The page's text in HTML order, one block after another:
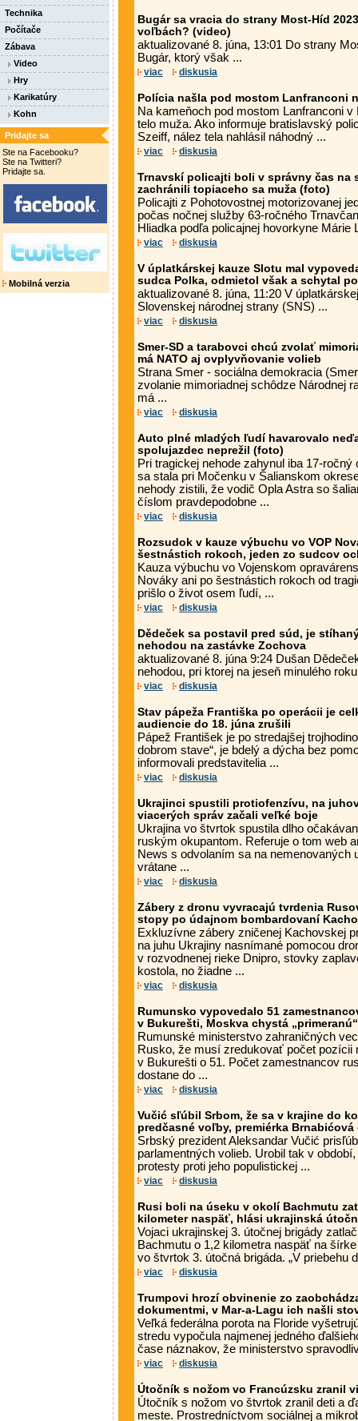
Technika
Počítače
Zábava
Video
Hry
Karikatúry
Kohn
Pridajte sa
Ste na Facebooku?
Ste na Twitteri?
Pridajte sa.
Mobilná verzia
Bugár sa vracia do strany Most-Híd
voľbách? (video)
aktualizované 8. júna, 13:01 Do strany
Bugár, ktorý však ...
viac diskusia
Polícia našla pod mostom Lanfranconi
Na kameňoch pod mostom Lanfranconi
telo muža. Ako informuje bratislavský
Szeiff, nález tela nahlásil náhodný ...
viac diskusia
Trnavskí policajti boli v správny čas na
zachránili topiaceho sa muža (foto)
Policajti z Pohotovostnej motorizovanej
počas nočnej služby 63-ročného
Hliadka podľa policajnej hovorkyne Márie
viac diskusia
V úplatkárskej kauze Slotu mal
sudca Polka, odmietol však a schytal
aktualizované 8. júna, 11:20 V
Slovenskej národnej strany (SNS) ...
viac diskusia
Smer-SD a tarabovci chcú zvolať
má NATO aj ovplyvňovanie volieb
Strana Smer - sociálna demokracia
zvolanie mimoriadnej schôdze Národnej
má ...
viac diskusia
Auto plné mladých ľudí havarovalo
spolujazdec neprežil (foto)
Pri tragickej nehode zahynul iba 17-
sa stala pri Močenku v Šalianskom
nehody zistili, že vodič Opla Astra so
číslom pravdepodobne ...
viac diskusia
Rozsudok v kauze výbuchu vo VOP
šestnástich rokoch, jeden zo sudcov
Kauza výbuchu vo Vojenskom
Nováky ani po šestnástich rokoch od
prišlo o život osem ľudí, ...
viac diskusia
Dědeček sa postavil pred súd, je
nehodou na zastávke Zochova
aktualizované 8. júna 9:24 Dušan
nehodou, pri ktorej na jeseň minulého
viac diskusia
Stav pápeža Františka po operácii je
audiencie do 18. júna zrušili
Pápež František je po stredajšej
dobrom stave“, je bdelý a dýcha bez
informovali predstavitelia ...
viac diskusia
Ukrajinci spustili protiofenzívu, na
viacerých správ začali veľké boje
Ukrajina vo štvrtok spustila dlho
ruským okupantom. Referuje o tom web
News s odvolaním sa na nemenovaných
vrátane ...
viac diskusia
Zábery z dronu vyvracajú tvrdenia
stopy po údajnom bombardovaní
Exkluzívne zábery zničenej Kachovskej
na juhu Ukrajiny nasnímané pomocou
v rozvodnenej rieke Dnipro, stovky
kostola, no žiadne ...
viac diskusia
Rumunsko vypovedalo 51
v Bukurešti, Moskva chystá
Rumunské ministerstvo zahraničných
Rusko, že musí zredukovať počet pozícii
v Bukurešti o 51. Počet zamestnancov
dostane do ...
viac diskusia
Vučić sľúbil Srbom, že sa v krajine do
predčasné voľby, premiérka
Srbský prezident Aleksandar Vučić
parlamentných volieb. Urobil tak v
protesty proti jeho populistickej ...
viac diskusia
Rusi boli na úseku v okolí Bachmutu
kilometer naspäť, hlási ukrajinská
Vojaci ukrajinskej 3. útočnej brigády
Bachmutu o 1,2 kilometra naspäť na
vo štvrtok 3. útočná brigáda. „V priebehu
viac diskusia
Trumpovi hrozí obvinenie zo
dokumentmi, v Mar-a-Lagu ich našli
Veľká federálna porota na Floride
stredu vypočula najmenej jedného
čase náznakov, že ministerstvo
viac diskusia
Útočník s nožom vo Francúzsku zranil
Útočník s nožom vo štvrtok zranil deti a
meste. Prostredníctvom sociálnej a